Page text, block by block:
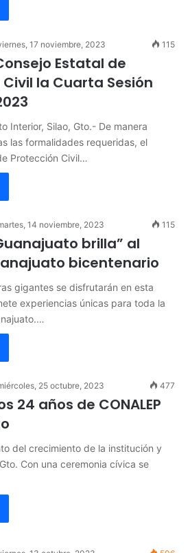
17 noviembre, 2023 115
Estatal de
la Cuarta Sesión
Interior, Silao, Gto.- De manera
las formalidades requeridas, el
Protección Civil…
14 noviembre, 2023 115
brilla” al
bicentenario
gigantes se disfrutarán en esta
experiencias únicas para toda la
25 octubre, 2023 477
24 años de CONALEP
del crecimiento de la institución y
Con una ceremonia cívica se